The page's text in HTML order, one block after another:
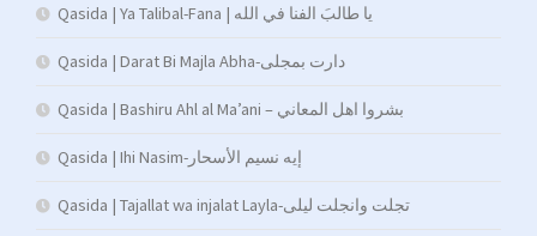
Qasida | Ya Talibal-Fana | يا طالبَ الفنا في الله
Qasida | Darat Bi Majla Abha-دارت بمجلى
Qasida | Bashiru Ahl al Ma’ani – بشروا اهل المعاني
Qasida | Ihi Nasim-إيه نسيم الأسحار
Qasida | Tajallat wa injalat Layla-تجلت وانجلت ليلى